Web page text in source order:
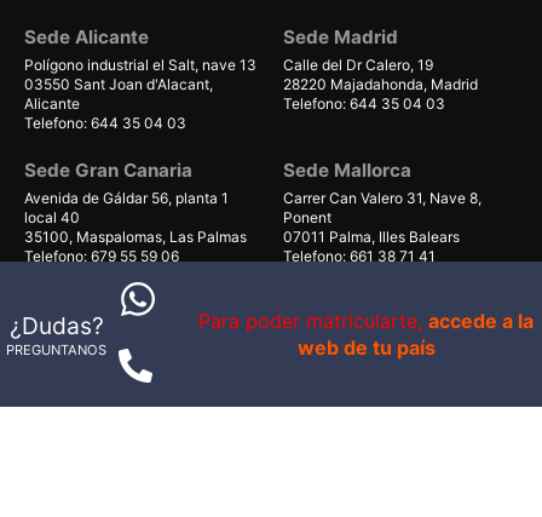
¿Dudas?
PREGUNTANOS
Para poder matricularte,accede a la
web de tu país
Sede Alicante
Polígono industrial el Salt, nave 13
03550 Sant Joan d'Alacant,
Alicante
Telefono: 644 35 04 03
Sede Madrid
Calle del Dr Calero, 19
28220 Majadahonda, Madrid
Telefono: 644 35 04 03
Sede Gran Canaria
Avenida de Gáldar 56, planta 1
local 40
35100, Maspalomas, Las Palmas
Telefono: 679 55 59 06
Sede Mallorca
Carrer Can Valero 31, Nave 8,
Ponent
07011 Palma, Illes Balears
Telefono: 661 38 71 41
© 1998-2026 - IS VITAL BRAND S.L.U. - B98802879